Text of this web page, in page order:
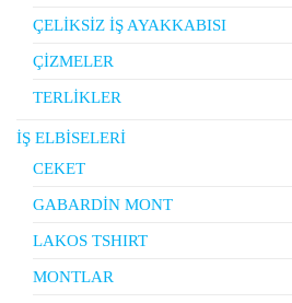
ÇELİKSİZ İŞ AYAKKABISI
ÇİZMELER
TERLİKLER
İŞ ELBİSELERİ
CEKET
GABARDİN MONT
LAKOS TSHIRT
MONTLAR